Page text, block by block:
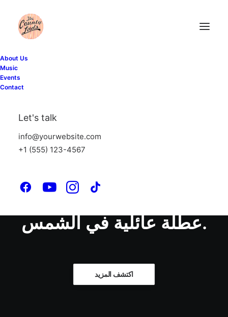
About Us
Music
Events
Contact
Let's talk
info@yourwebsite.com
+1 (555) 123-4567
عطلة عائلية في الشمس.
اكتشف المزيد